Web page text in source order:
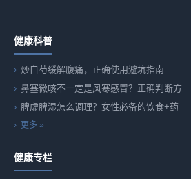
健康科普
炒白芍缓解腹痛，正确使用避坑指南
鼻塞微咳不一定是风寒感冒？正确判断方
脾虚脾湿怎么调理？女性必备的饮食+药
更多 »
健康专栏